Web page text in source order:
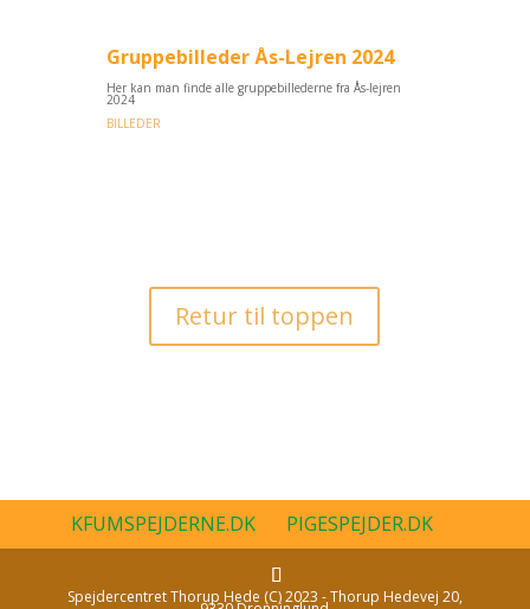
Gruppebilleder Ås-Lejren 2024
Her kan man finde alle gruppebillederne fra Ås-lejren
2024
BILLEDER
Retur til toppen
KFUMSPEJDERNE.DK PIGESPEJDER.DK
Spejdercentret Thorup Hede (C) 2023 - Thorup Hedevej 20,